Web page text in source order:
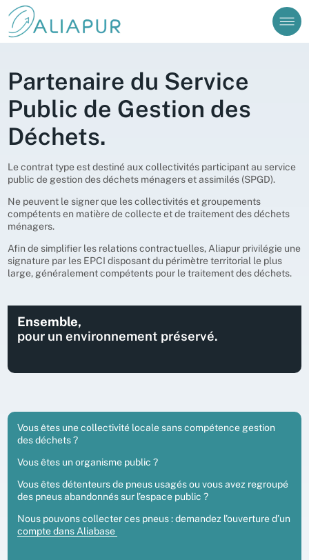
Partenaire du Service
Public de Gestion des
Déchets.
Le contrat type est destiné aux collectivités participant au service
public de gestion des déchets ménagers et assimilés (SPGD).
Ne peuvent le signer que les collectivités et groupements
compétents en matière de collecte et de traitement des déchets
ménagers.
Afin de simplifier les relations contractuelles, Aliapur privilégie une
signature par les EPCI disposant du périmètre territorial le plus
large, généralement compétents pour le traitement des déchets.
Ensemble,
pour un environnement préservé.
Vous êtes une collectivité locale sans compétence gestion
des déchets ?
Vous êtes un organisme public ?
Vous êtes détenteurs de pneus usagés ou vous avez regroupé
des pneus abandonnés sur l’espace public ?
Nous pouvons collecter ces pneus : demandez l’ouverture d’un
compte dans Aliabase
Valider
Créer un compte
Nom
Cependant, si vous avez une question relative à une
via le formulaire disponible dans notre Foire aux
Questions (FAQ).
Consulter la FAQ Continuer